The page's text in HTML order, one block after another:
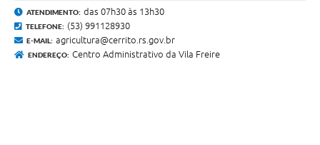
ATENDIMENTO: das 07h30 às 13h30
TELEFONE: (53) 991128930
E-MAIL: agricultura@cerrito.rs.gov.br
ENDEREÇO: Centro Administrativo da Vila Freire